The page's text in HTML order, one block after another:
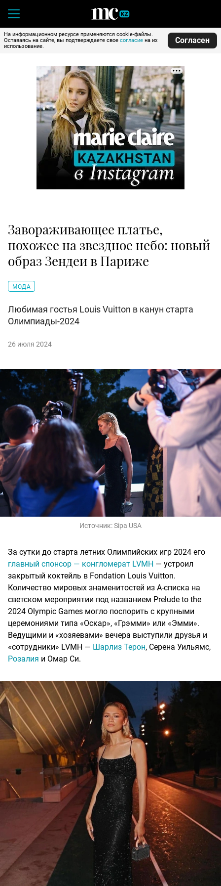
На информационном ресурсе применяются cookie-файлы.
Оставаясь на сайте, вы подтверждаете свое согласие на их
использование.
Согласен
Завораживающее платье,
похожее на звездное небо: новый
образ Зендеи в Париже
МОДА
Любимая гостья Louis Vuitton в канун старта
Олимпиады-2024
26 июля 2024
Источник:Sipa USA
За сутки до старта летних Олимпийских игр 2024 его
главный спонсор — конгломерат LVMH — устроил
закрытый коктейль в Fondation Louis Vuitton.
Количество мировых знаменитостей из А-списка на
светском мероприятии под названием Prelude to the
2024 Olympic Games могло поспорить с крупными
церемониями типа «Оскар», «Грэмми» или «Эмми».
Ведущими и «хозяевами» вечера выступили друзья и
«сотрудники» LVMH — Шарлиз Терон, Серена Уильямс,
Розалия и Омар Си.